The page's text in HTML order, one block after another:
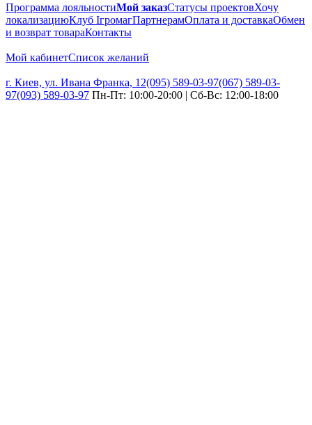
Программа лояльностиМой заказСтатусы проектовХочу
локализациюКлуб ІгромагПартнерамОплата и доставкаОбмен
и возврат товараКонтакты
Мой кабинетСписок желаний
г. Киев, ул. Ивана Франка, 12(095) 589-03-97(067) 589-03-
97(093) 589-03-97 Пн-Пт: 10:00-20:00 | Сб-Вс: 12:00-18:00